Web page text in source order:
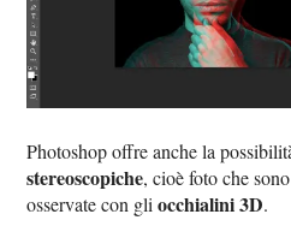
Photoshop offre anche la
stereoscopiche, cioè foto che
osservate con gliocchialini 3D.